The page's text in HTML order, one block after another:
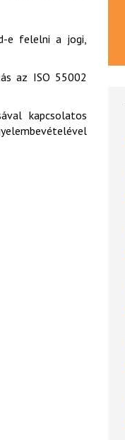
e felelni a jogi,
az ISO 55002
kapcsolatos